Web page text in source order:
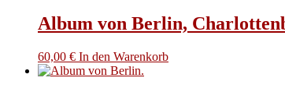
Album von Berlin,
60,00 € In den Warenkorb